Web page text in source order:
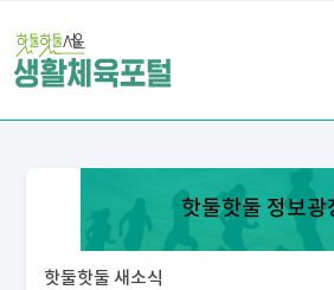
핫둘핫둘 정보광
핫둘핫둘 새소식